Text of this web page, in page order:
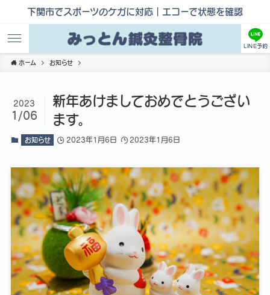
下関市でスポーツのケガに対応｜エコーで状態を確認
LINE予約
ホーム お知らせ
新年あけましておめでとうござい
ます。
2023
1/06
お知らせ 2023年1月6日 2023年1月6日